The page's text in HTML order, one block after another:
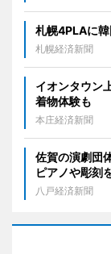
札幌4PLAに
札幌経済新聞
イオンタウン
着物体験も
本庄経済新聞
佐賀の演劇団
ピアノや彫刻
八戸経済新聞